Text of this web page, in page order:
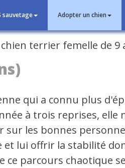
sauvetage Adopter un chien
qui a connu plus
à trois reprises, elle
sur les bonnes
et lui offrir la stabilité
ce parcours chaotique